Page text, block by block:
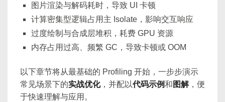
图片渲染与解码耗时，导致 UI 卡顿
计算密集型逻辑占用主 Isolate，影响交互响应
过度绘制与合成层堆积，耗费 GPU 资源
内存占用过高、频繁 GC，导致卡顿或 OOM
以下章节将从最基础的 Profiling 开始，一步步演示
常见场景下的实战优化，并配以代码示例和 图解，便
于快速理解与应用。